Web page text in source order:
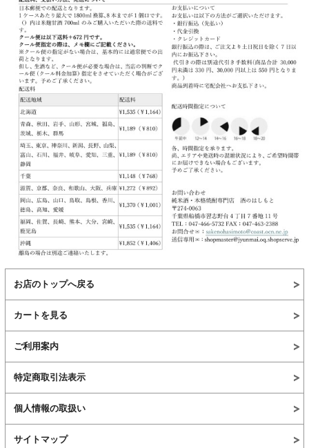
お店のトップへ戻る
カートを見る
ご利用案内
特定商取引法表示
個人情報の取扱い
サイトマップ